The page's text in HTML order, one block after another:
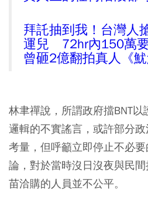
拜託抽到我！台灣人
運兒 72hr內150萬要
曾砸2億翻拍真人《魷
林聿禪說，所謂政府擋BNT
邏輯的不實謠言，或許部分
考量，但呼籲立即停止不必
論，對於當時沒日沒夜與民
苗洽購的人員並不公平。